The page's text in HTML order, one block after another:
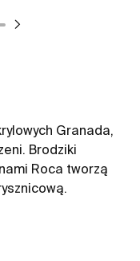
Granada,
Brodziki
Roca tworzą